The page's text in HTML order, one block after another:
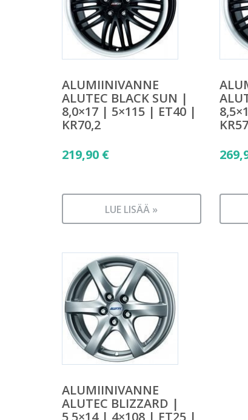
ALUMIINIVANNE
ALUTEC BLACK SUN |
8,0×17 | 5×115 | ET40 |
KR70,2
219,90 €
LUE LISÄÄ »
ALUMIINIVANNE
ALUTEC BLIZZARD |
5,5×14 | 4×108 | ET25 |